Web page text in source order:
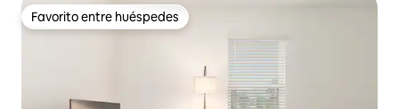
Favorito entre huéspedes
Favorito entre huéspedes